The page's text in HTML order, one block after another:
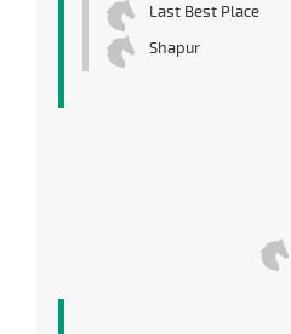
Last Best Place
Shapur